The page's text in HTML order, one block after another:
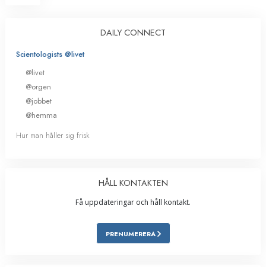
DAILY CONNECT
Scientologists @livet
@livet
@orgen
@jobbet
@hemma
Hur man håller sig frisk
HÅLL KONTAKTEN
Få uppdateringar och håll kontakt.
PRENUMERERA